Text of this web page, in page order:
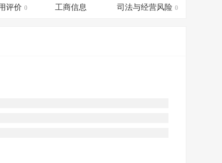
服务 > 数据导出服务 >
评价 0 工商信息 司法与经营风险 0